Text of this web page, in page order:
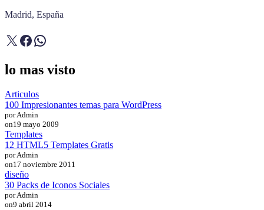
Madrid, España
X Facebook
WhatsApp
lo mas visto
Articulos
100 Impresionantes temas para WordPress
por Admin
on19 mayo 2009
Templates
12 HTML5 Templates Gratis
por Admin
on17 noviembre 2011
diseño
30 Packs de Iconos Sociales
por Admin
on9 abril 2014